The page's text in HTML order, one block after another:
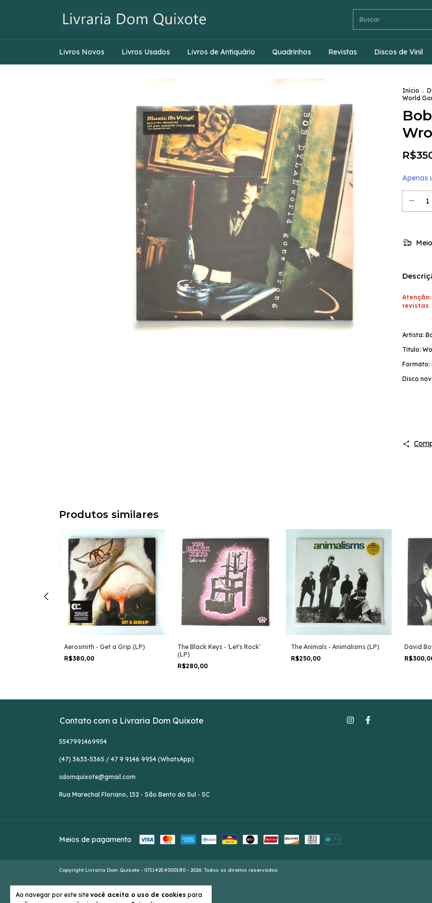
Livros Novos Livros Usados Livros de Antiquário Quadrinhos Revistas Discos de Vinil
Ao navegar por este site você aceita o uso de cookies para
Início .
World
Apenas
revistas.
Artista:
Título:
Formato:
Disco
Produtos similares
Aerosmith - Get a Grip (LP)
R$380,00
The Black Keys - 'Let's Rock'
(LP)
R$280,00
The Animals - Animalisms (LP)
R$250,00
David
Contato com a Livraria Dom Quixote
5547991469954
(47) 3633-5365 / 47 9 9146 9954 (WhatsApp)
sdomquixote@gmail.com
Rua Marechal Floriano, 152 - São Bento do Sul - SC
Meios de pagamento
Copyright Livraria Dom Quixote - 07114254000180 - 2026. Todos os direitos reservados.